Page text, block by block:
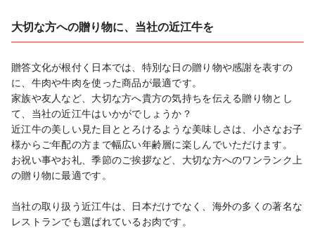
大切な方への贈り物に、当社の近江牛を
贈答文化が根付く日本では、特別な日の贈り物や感謝を表すの
に、牛肉や牛肉を使った商品が最適です。
家族や友人など、大切な方へ貴方の気持ちを伝える贈り物とし
て、当社の近江牛はいかがでしょうか？
近江牛の美しい見た目ととろけるような美味しさは、小さなお子
様からご年配の方まで幅広い年齢層に楽しんでいただけます。
お祝い事やお礼、季節のご挨拶など、大切な方へのワンランク上
の贈り物に最適です。
当社の取り扱う近江牛は、日本だけでなく、海外の多くの著名な
レストランでも選ばれているお肉です。